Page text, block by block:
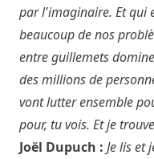
par l'imaginaire. Et qui
beaucoup de nos
entre guillemets
des millions de
vont lutter ensemble
pour, tu vois. Et je
Joël Dupuch : Je lis et